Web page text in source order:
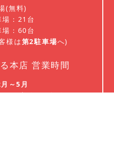
(無料)
：21台
：60台
様は第2駐車場へ)
本店 営業時間
～5月
00 定休日：無休